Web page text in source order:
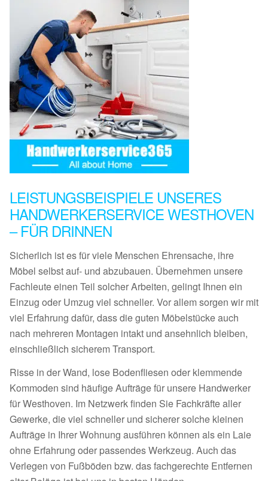
LEISTUNGSBEISPIELE UNSERES
HANDWERKERSERVICE WESTHOVEN
– FÜR DRINNEN
Sicherlich ist es für viele Menschen Ehrensache, ihre
Möbel selbst auf- und abzubauen. Übernehmen unsere
Fachleute einen Teil solcher Arbeiten, gelingt Ihnen ein
Einzug oder Umzug viel schneller. Vor allem sorgen wir mit
viel Erfahrung dafür, dass die guten Möbelstücke auch
nach mehreren Montagen intakt und ansehnlich bleiben,
einschließlich sicherem Transport.
Risse in der Wand, lose Bodenfliesen oder klemmende
Kommoden sind häufige Aufträge für unsere Handwerker
für Westhoven. Im Netzwerk finden Sie Fachkräfte aller
Gewerke, die viel schneller und sicherer solche kleinen
Aufträge in Ihrer Wohnung ausführen können als ein Laie
ohne Erfahrung oder passendes Werkzeug. Auch das
Verlegen von Fußböden bzw. das fachgerechte Entfernen